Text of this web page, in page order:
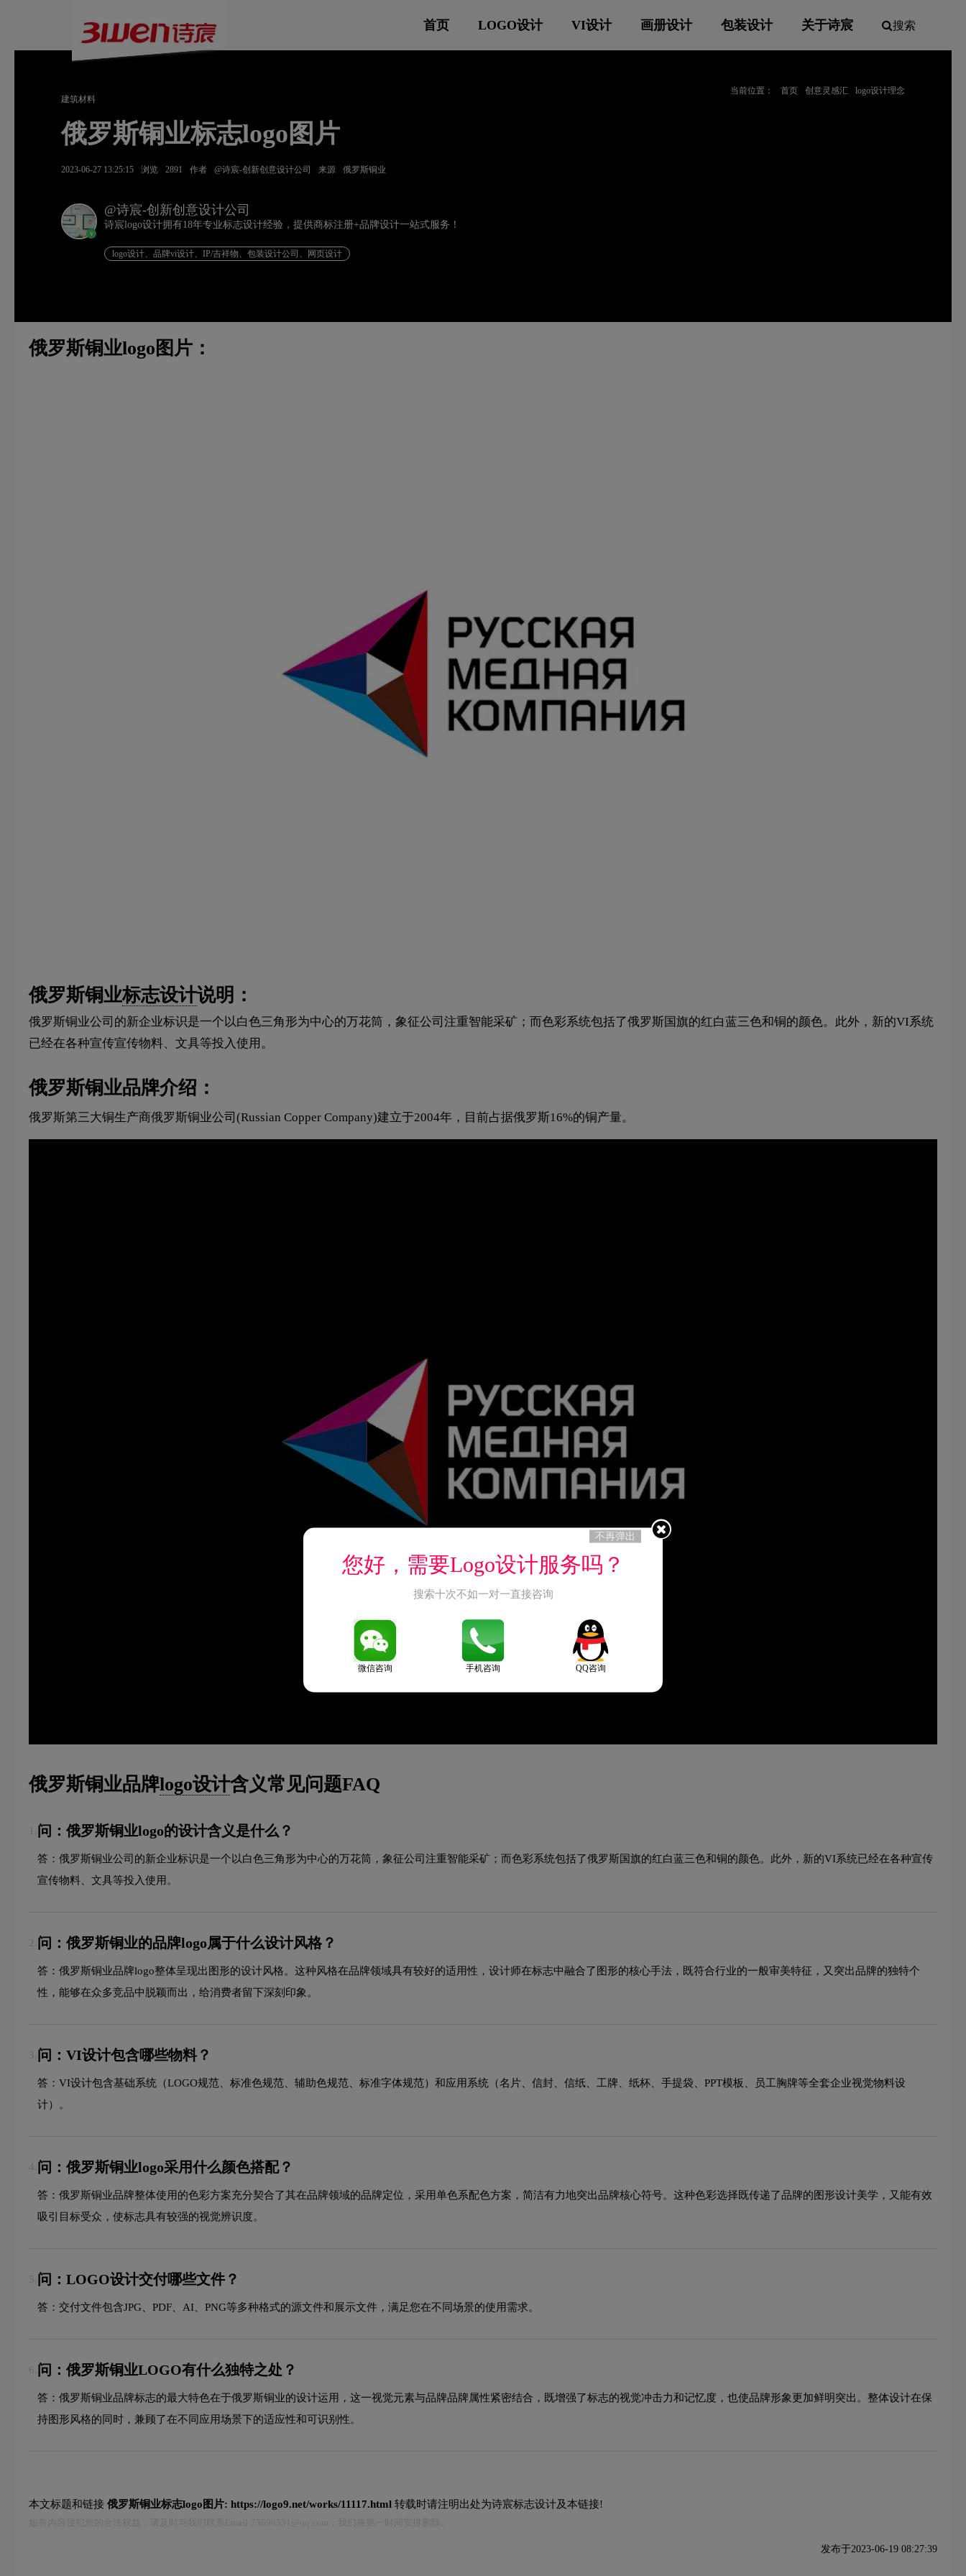
首页 LOGO设计 VI设计 画册设计 包装设计 关于诗宸 搜索
当前位置： 首页 创意灵感汇
logo设计理念
建筑材料
俄罗斯铜业标志logo图片
2023-06-27 13:25:15 浏览 2891 作者 @诗宸-创新创意设计公司 来源 俄罗斯铜业
v
@诗宸-创新创意设计公司
诗宸logo设计拥有18年专业标志设计经验，提供商标注册+品牌设计一站式服务！
logo设计、品牌vi设计、IP/吉祥物、包装设计公司、网页设计
俄罗斯铜业logo图片：
俄罗斯铜业标志设计说明：
俄罗斯铜业公司的新企业标识是一个以白色三角形为中心的万花筒，象征公司注重智能采矿；而色彩系统包括了俄罗斯国旗的红白蓝三色和铜的颜色。此外，新的VI系统
已经在各种宣传宣传物料、文具等投入使用。
俄罗斯铜业品牌介绍：
俄罗斯第三大铜生产商俄罗斯铜业公司(Russian Copper Company)建立于2004年，目前占据俄罗斯16%的铜产量。
俄罗斯铜业品牌logo设计含义常见问题FAQ
问：俄罗斯铜业logo的设计含义是什么？
答：俄罗斯铜业公司的新企业标识是一个以白色三角形为中心的万花筒，象征公司注重智能采矿；而色彩系统包括了俄罗斯国旗的红白蓝三色和铜的颜色。此外，新的VI系统已经在各种宣传
宣传物料、文具等投入使用。
2. 问：俄罗斯铜业的品牌logo属于什么设计风格？
答：俄罗斯铜业品牌logo整体呈现出图形的设计风格。这种风格在品牌领域具有较好的适用性，设计师在标志中融合了图形的核心手法，既符合行业的一般审美特征，又突出品牌的独特个
性，能够在众多竞品中脱颖而出，给消费者留下深刻印象。
3. 问：VI设计包含哪些物料？
答：VI设计包含基础系统（LOGO规范、标准色规范、辅助色规范、标准字体规范）和应用系统（名片、信封、信纸、工牌、纸杯、手提袋、PPT模板、员工胸牌等全套企业视觉物料设
计）。
4. 问：俄罗斯铜业logo采用什么颜色搭配？
答：俄罗斯铜业品牌整体使用的色彩方案充分契合了其在品牌领域的品牌定位，采用单色系配色方案，简洁有力地突出品牌核心符号。这种色彩选择既传递了品牌的图形设计美学，又能有效
吸引目标受众，使标志具有较强的视觉辨识度。
5. 问：LOGO设计交付哪些文件？
答：交付文件包含JPG、PDF、AI、PNG等多种格式的源文件和展示文件，满足您在不同场景的使用需求。
6. 问：俄罗斯铜业LOGO有什么独特之处？
答：俄罗斯铜业品牌标志的最大特色在于俄罗斯铜业的设计运用，这一视觉元素与品牌品牌属性紧密结合，既增强了标志的视觉冲击力和记忆度，也使品牌形象更加鲜明突出。整体设计在保
持图形风格的同时，兼顾了在不同应用场景下的适应性和可识别性。
本文标题和链接 俄罗斯铜业标志logo图片: https://logo9.net/works/11117.html 转载时请注明出处为诗宸标志设计及本链接!
发布于2023-06-19 08:27:39
不再弹出
您好，需要Logo设计服务吗？
搜索十次不如一对一直接咨询
微信咨询 手机咨询 QQ咨询